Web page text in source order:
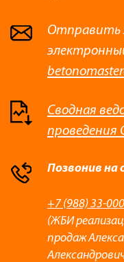
Отправить
Сводная
проведения
Позвонив на
+7 (988) 33-
(ЖБИ
продаж